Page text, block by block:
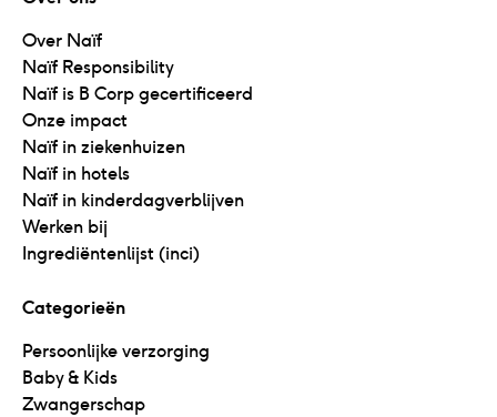
Over Naïf
Naïf Responsibility
Naïf is B Corp gecertificeerd
Onze impact
Naïf in ziekenhuizen
Naïf in hotels
Naïf in kinderdagverblijven
Werken bij
Ingrediëntenlijst (inci)
Categorieën
Persoonlijke verzorging
Baby & Kids
Zwangerschap